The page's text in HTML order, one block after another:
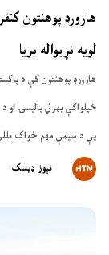
هارورډ پوهنتون
لویه نړیواله بریا
خپلواکې بهرني پالیسۍ
یې د سیمې مهم ځواک
نېوز ډیسک